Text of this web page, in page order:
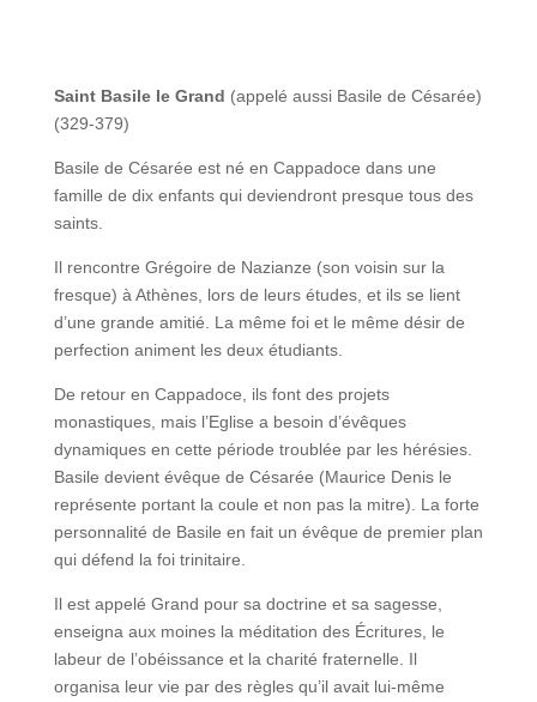
Saint Basile le Grand (appelé aussi Basile de Césarée)
(329-379)
Basile de Césarée est né en Cappadoce dans une
famille de dix enfants qui deviendront presque tous des
saints.
Il rencontre Grégoire de Nazianze (son voisin sur la
fresque) à Athènes, lors de leurs études, et ils se lient
d’une grande amitié. La même foi et le même désir de
perfection animent les deux étudiants.
De retour en Cappadoce, ils font des projets
monastiques, mais l’Eglise a besoin d’évêques
dynamiques en cette période troublée par les hérésies.
Basile devient évêque de Césarée (Maurice Denis le
représente portant la coule et non pas la mitre). La forte
personnalité de Basile en fait un évêque de premier plan
qui défend la foi trinitaire.
Il est appelé Grand pour sa doctrine et sa sagesse,
enseigna aux moines la méditation des Écritures, le
labeur de l’obéissance et la charité fraternelle. Il
organisa leur vie par des règles qu’il avait lui-même